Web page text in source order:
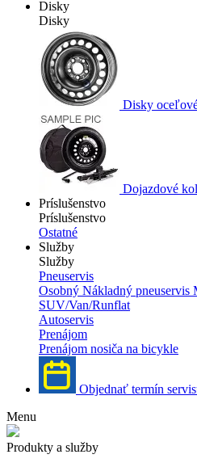
Disky
Disky
Disky
Dojazdové
Príslušenstvo
Príslušenstvo
Ostatné
Služby
Služby
Pneuservis
Osobný Nákladný pneuservis
SUV/Van/Runflat
Autoservis
Prenájom
Prenájom nosiča na bicykle
Objednať termín
Menu
Produkty a služby